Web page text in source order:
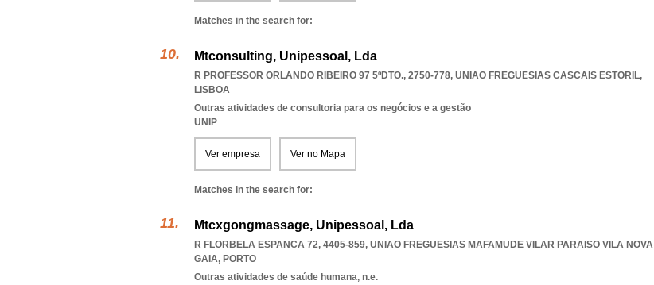
Matches in the search for:
Mtconsulting, Unipessoal, Lda
R PROFESSOR ORLANDO RIBEIRO 97 5ºDTO., 2750-778, UNIAO FREGUESIAS CASCAIS ESTORIL,
LISBOA
Outras atividades de consultoria para os negócios e a gestão
UNIP
Ver empresa Ver no Mapa
Matches in the search for:
Mtcxgongmassage, Unipessoal, Lda
R FLORBELA ESPANCA 72, 4405-859, UNIAO FREGUESIAS MAFAMUDE VILAR PARAISO VILA NOVA
GAIA, PORTO
Outras atividades de saúde humana, n.e.